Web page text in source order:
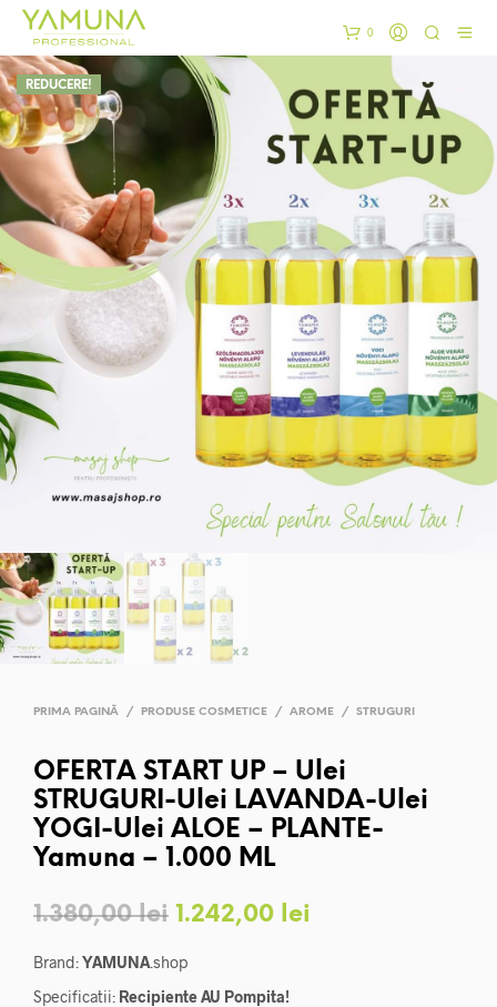
0
REDUCERE!
PRIMA PAGINĂ / PRODUSE COSMETICE / AROME / STRUGURI
OFERTA START UP – Ulei
STRUGURI-Ulei LAVANDA-Ulei
YOGI-Ulei ALOE – PLANTE-
Yamuna – 1.000 ML
1.380,00lei Prețul
a
1.242,00 lei
Brand:YAMUNA.shop
Specificatii: Recipiente AU Pompita!